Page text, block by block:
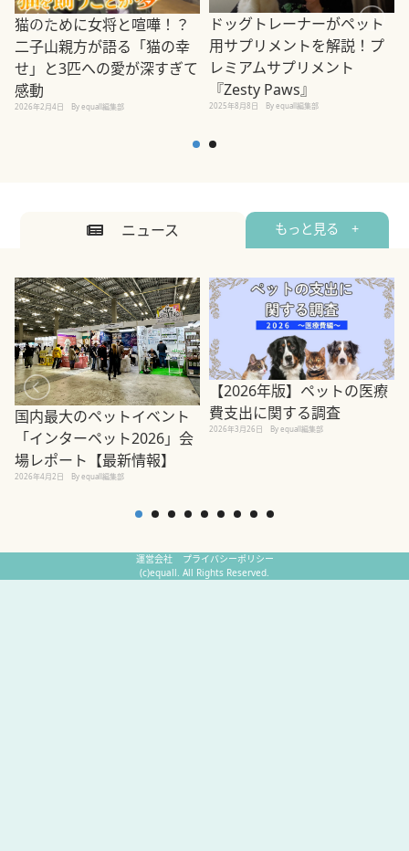
猫のために女将と喧嘩！？
二子山親方が語る「猫の幸
せ」と3匹への愛が深すぎて
感動
2026年2月4日 By equall編集部
ドッグトレーナーがペット
用サプリメントを解説！プ
レミアムサプリメント
『Zesty Paws』
2025年8月8日 By equall編集部
ニュース もっと見る +
国内最大のペットイベント
「インターペット2026」会
場レポート【最新情報】
2026年4月2日 By equall編集部
【2026年版】ペットの医療
費支出に関する調査
2026年3月26日 By equall編集部
運営会社
プライバシーポリシー
(c)equall. All Rights Reserved.